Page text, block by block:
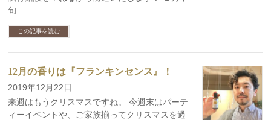
旬 …
この記事を読む
12月の香りは『フランキンセンス』！
2019年12月22日
来週はもうクリスマスですね。 今週末はパーテ
ィーイベントや、ご家族揃ってクリスマスを過